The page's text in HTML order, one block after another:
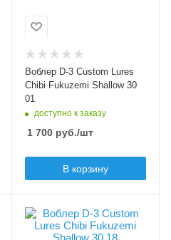
кренк
30
Вес приманки, гр
2.9
Плавучесть
floating (F)
Заглубление max, м
Воблер D-3 Custom Lures
Chibi Fukuzemi Shallow 30
01
доступно к заказу
1 700руб./шт
В корзину
Цвет приманки
18